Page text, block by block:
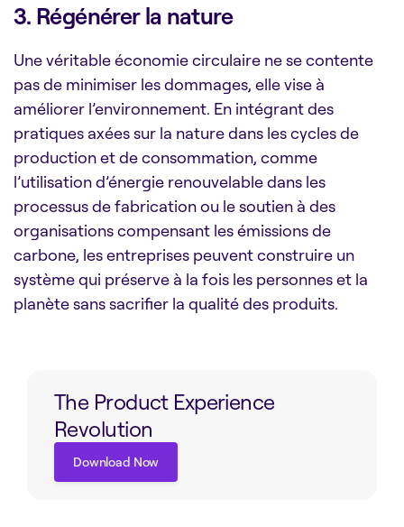
3. Régénérer la nature
Une véritable économie circulaire ne se contente
pas de minimiser les dommages, elle vise à
améliorer l’environnement. En intégrant des
pratiques axées sur la nature dans les cycles de
production et de consommation, comme
l’utilisation d’énergie renouvelable dans les
processus de fabrication ou le soutien à des
organisations compensant les émissions de
carbone, les entreprises peuvent construire un
système qui préserve à la fois les personnes et la
planète sans sacrifier la qualité des produits.
The Product Experience
Revolution
Download Now